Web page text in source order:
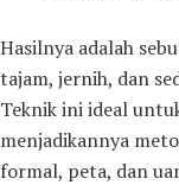
Hasilnya adalah
tajam, jernih, dan
Teknik ini ideal
menjadikannya
formal, peta, dan